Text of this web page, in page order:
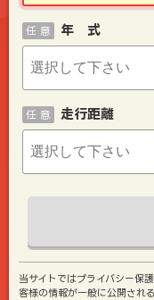
年 式
任 意
走行距離
任 意
当サイトではプライバシー保
客様の情報が一般に公開され